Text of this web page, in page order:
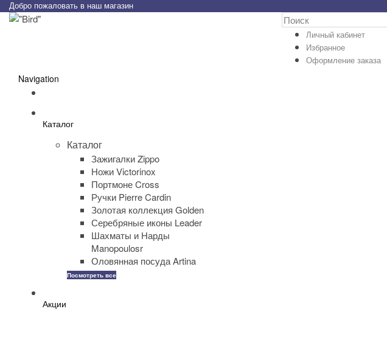
Добро пожаловать в наш магазин
Личный кабинет
Избранное
Оформление заказа
Navigation
Каталог
Каталог
Зажигалки Zippo
Ножи Victorinox
Портмоне Cross
Ручки Pierre Cardin
Золотая коллекция Golden
Серебряные иконы Leader
Шахматы и Нарды
Manopoulosr
Оловянная посуда Artina
Посмотреть все
Акции